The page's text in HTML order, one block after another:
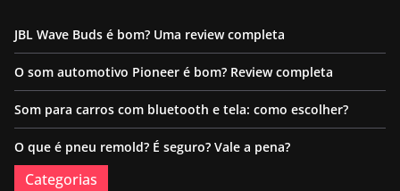
JBL Wave Buds é bom? Uma review completa
O som automotivo Pioneer é bom? Review completa
Som para carros com bluetooth e tela: como escolher?
O que é pneu remold? É seguro? Vale a pena?
Categorias